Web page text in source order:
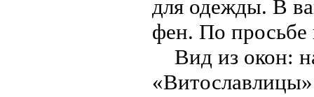
для одежды. В
фен. По просьбе
Вид из окон: